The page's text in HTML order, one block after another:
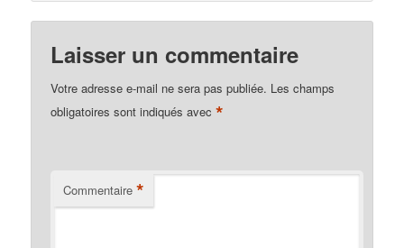
Laisser un commentaire
Votre adresse e-mail ne sera pas publiée. Les champs
obligatoires sont indiqués avec*
Commentaire *